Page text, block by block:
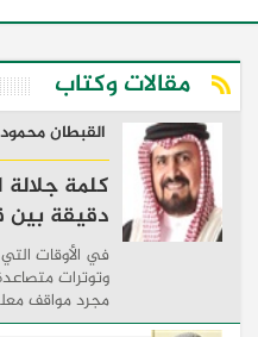
مقالات وكتاب
القبطان
كلمة
دقيقة بين
في الأوقات
وتوترات
مجرد مواقف
وكيفية إدارتها